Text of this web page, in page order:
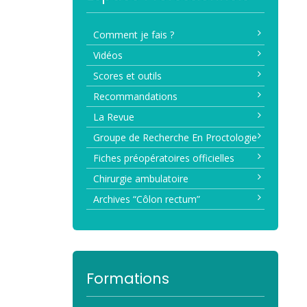
Comment je fais ?
Vidéos
Scores et outils
Recommandations
La Revue
Groupe de Recherche En Proctologie
Fiches préopératoires officielles
Chirurgie ambulatoire
Archives “Côlon rectum”
Formations